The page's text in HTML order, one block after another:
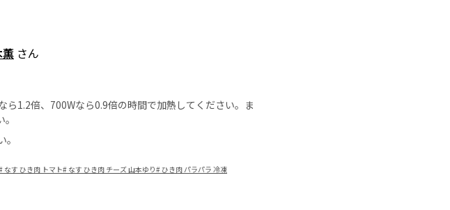
さん
1.2倍、700Wなら0.9倍の時間で加熱してください。ま
なす ひき肉 トマト# なす ひき肉 チーズ 山本ゆり# ひき肉 パラパラ 冷凍